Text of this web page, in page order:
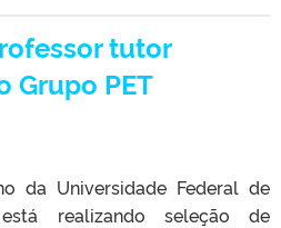
tutor
Grupo PET
da Universidade Federal de
realizando seleção de